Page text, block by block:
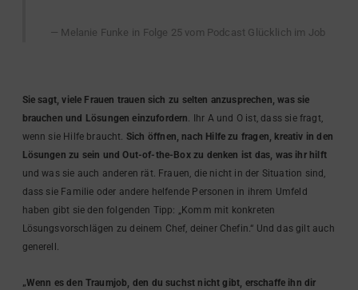
Melanie Funke in Folge 25 vom Podcast Glücklich im Job
Sie sagt, viele Frauen trauen sich zu selten anzusprechen, was sie
brauchen und Lösungen einzufordern. Ihr A und O ist, dass sie fragt,
wenn sie Hilfe braucht. Sich öffnen, nach Hilfe zu fragen, kreativ in den
Lösungen zu sein und Out-of-the-Box zu denken ist das, was ihr hilft
und was sie auch anderen rät. Frauen, die nicht in der Situation sind,
dass sie Familie oder andere helfende Personen in ihrem Umfeld
haben gibt sie den folgenden Tipp: „Komm mit konkreten
Lösungsvorschlägen zu deinem Chef, deiner Chefin.“ Und das gilt auch
generell.
„Wenn es den Traumjob, den du suchst nicht gibt, erschaffe ihn dir